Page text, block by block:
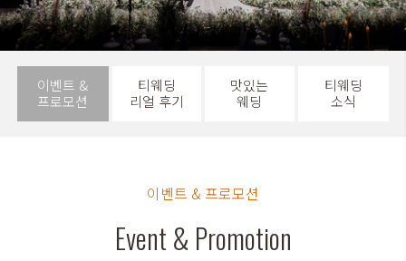
이벤트 &
프로모션
티웨딩
리얼 후기
맛있는
웨딩
티웨딩
소식
이벤트 & 프로모션
Event & Promotion